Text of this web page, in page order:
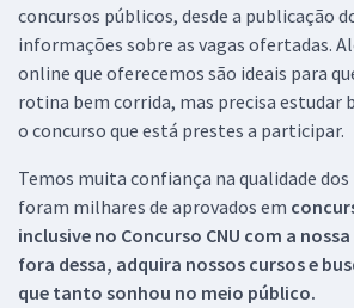
concursos públicos, desde a publicação
informações sobre as vagas ofertadas.
online que oferecemos são ideais para
rotina bem corrida, mas precisa estudar
o concurso que está prestes a participar.
Temos muita confiança na qualidade
foram milhares de aprovados em
inclusive no Concurso CNU com a
fora dessa, adquira nossos cursos e
que tanto sonhou no meio público.